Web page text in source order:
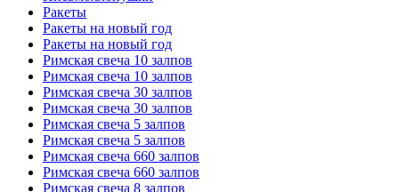
Ракеты
Ракеты на новый год
Ракеты на новый год
Римская свеча 10 залпов
Римская свеча 10 залпов
Римская свеча 30 залпов
Римская свеча 30 залпов
Римская свеча 5 залпов
Римская свеча 5 залпов
Римская свеча 660 залпов
Римская свеча 660 залпов
Римская свеча 8 залпов